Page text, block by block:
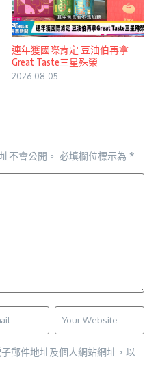
連年獲國際肯定 豆油伯再拿
Great Taste三星殊榮
2026-08-05
不會公開。 必填欄位標示為 *
郵件地址及個人網站網址，以